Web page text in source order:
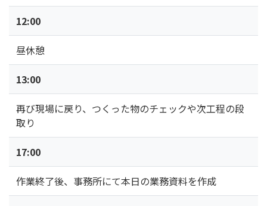
12:00
昼休憩
13:00
再び現場に戻り、つくった物のチェックや次工程の段
取り
17:00
作業終了後、事務所にて本日の業務資料を作成